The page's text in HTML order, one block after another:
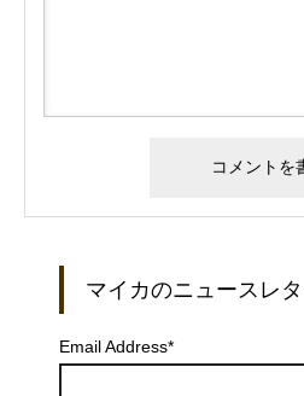
マイカのニュースレ
Email Address*